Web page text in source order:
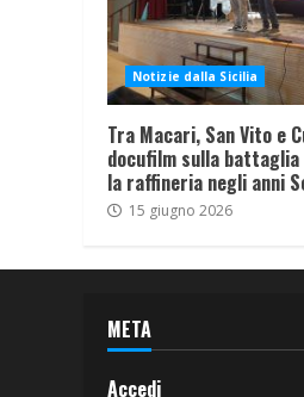
Notizie dalla Sicilia
Tra Macari, San Vito e
docufilm sulla
la raffineria negli anni
15 giugno 2026
META
Accedi